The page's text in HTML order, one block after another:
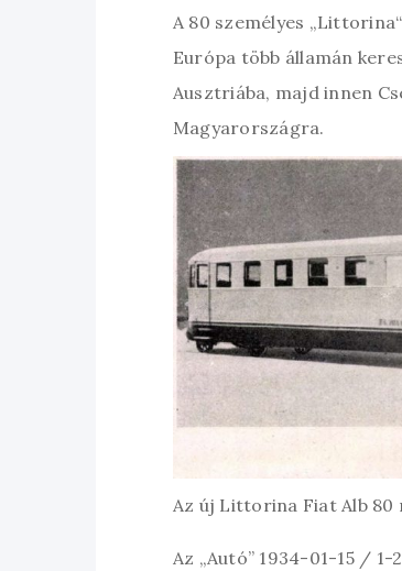
A 80 személyes
Európa több államán
Ausztriába, majd innen
Magyarországra.
Az új Littorina Fiat Alb
Az „Autó” 1934-01-15 /